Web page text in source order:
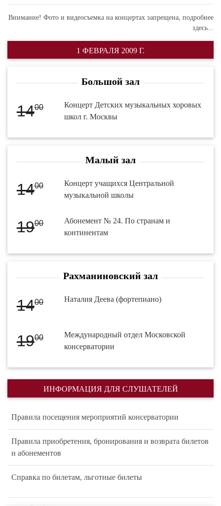
Внимание! Фото и видеосъемка на концертах запрещена, подробнее
здесь...
1 ФЕВРАЛЯ 2009 Г.
Большой зал
1400
Концерт Детских музыкальных хоровых
школ г. Москвы
Малый зал
1400
Концерт учащихся Центральной
музыкальной школы
1900
Абонемент № 24. По странам и
континентам
Рахманиновский зал
1400 Наталия Деева (фортепиано)
1900
Международный отдел Московской
консерватории
ИНФОРМАЦИЯ ДЛЯ СЛУШАТЕЛЕЙ
Правила посещения мероприятий консерватории
Правила приобретения, бронирования и возврата билетов
и абонементов
Справка по билетам, льготные билеты